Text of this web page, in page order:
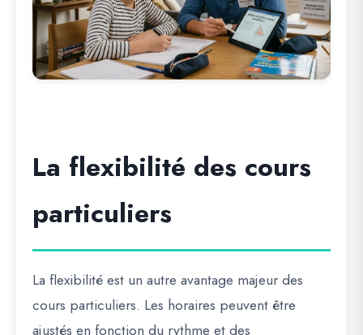
La flexibilité des cours
particuliers
La flexibilité est un autre avantage majeur des
cours particuliers. Les horaires peuvent être
ajustés en fonction du rythme et des